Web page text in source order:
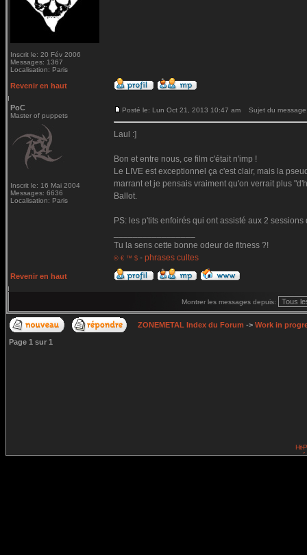
Inscrit le: 20 Fév 2006
Messages: 1367
Localisation: Paris
Revenir en haut
PoC
Master of puppets
Inscrit le: 16 Mai 2004
Messages: 6636
Localisation: Paris
Posté le: Lun Oct 21, 2013 10:47 am Sujet du
Laul :]
Bon et entre nous, ce film c'était n'imp !
Le LIVE est exceptionnel ça c'est clair, mais la
marrant et je pensais vraiment qu'on verrait plus
Ballot.
PS: les p'tits enfoirés qui ont assisté aux 2
Tu la sens cette bonne odeur de fitness ?!
© € ™ $ - phrases cultes
Revenir en haut
Montrer les messages depuis:
ZONEMETAL Index du Forum -> Work in
Page 1 sur 1